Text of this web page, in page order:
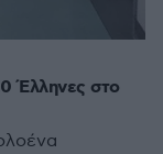
Έλληνες στο